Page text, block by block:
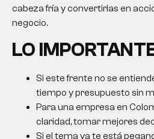
cabeza fría y convertirlas en
negocio.
LO
Si este frente no se
tiempo y presupuesto sin
Para una empresa en
claridad, tomar mejores
Si el tema ya te está